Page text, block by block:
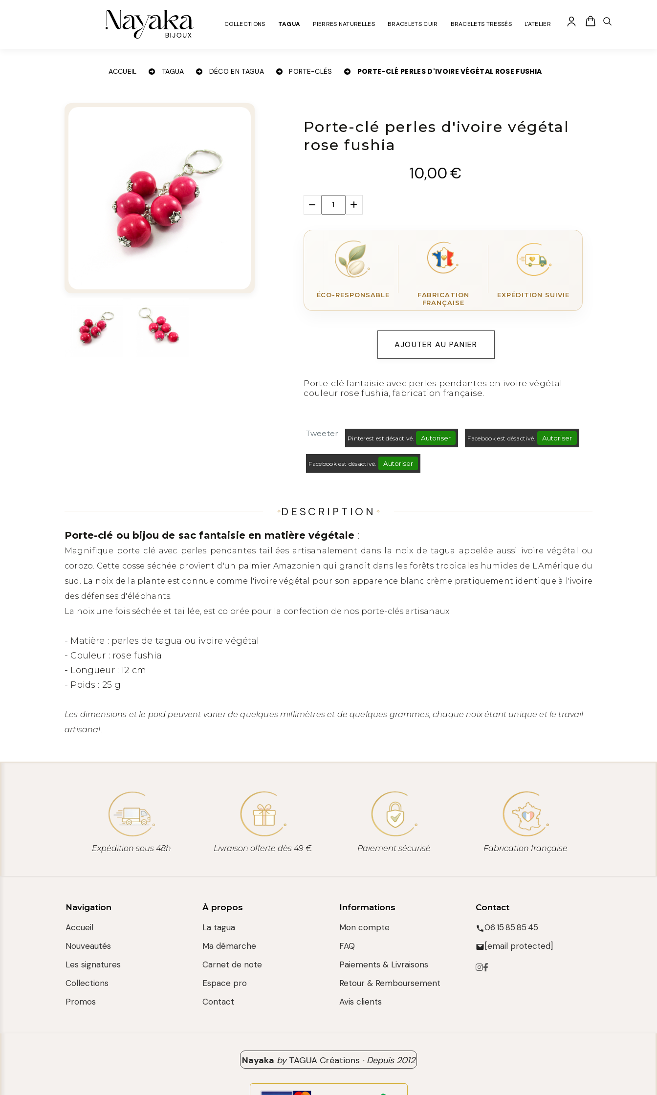
COLLECTIONS TAGUA PIERRES NATURELLES BRACELETS CUIR BRACELETS TRESSÉS L'ATELIER
ACCUEIL TAGUA DÉCO EN TAGUA PORTE-CLÉS PORTE-CLÉ PERLES D'IVOIRE VÉGÉTAL ROSE FUSHIA
Porte-clé perles d'ivoire végétal
rose fushia
10,00€
ÉCO-RESPONSABLE
FABRICATION
FRANÇAISE
EXPÉDITION SUIVIE
AJOUTER AU PANIER
Porte-clé fantaisie avec perles pendantes en ivoire végétal
couleur rose fushia, fabrication française.
Tweeter
Pinterest est désactivé. Autoriser Facebook est désactivé. Autoriser
Facebook est désactivé. Autoriser
DESCRIPTION
Porte-clé ou bijou de sac fantaisie en matière végétale :
Magnifique porte clé avec perles pendantes taillées artisanalement dans la noix de tagua appelée aussi ivoire végétal ou
corozo. Cette cosse séchée provient d'un palmier Amazonien qui grandit dans les forêts tropicales humides de L'Amérique du
sud. La noix de la plante est connue comme l'ivoire végétal pour son apparence blanc crème pratiquement identique à l'ivoire
des défenses d'éléphants.
La noix une fois séchée et taillée, est colorée pour la confection de nos porte-clés artisanaux.
- Matière : perles de tagua ou ivoire végétal
- Couleur : rose fushia
- Longueur : 12 cm
- Poids : 25 g
Les dimensions et le poid peuvent varier de quelques millimètres et de quelques grammes, chaque noix étant unique et le travail
artisanal.
Expédition sous 48h Livraison offerte dès 49 € Paiement sécurisé Fabrication française
Navigation
Accueil
Nouveautés
Les signatures
Collections
Promos
À propos
La tagua
Ma démarche
Carnet de note
Espace pro
Contact
Informations
Mon compte
FAQ
Paiements & Livraisons
Retour & Remboursement
Avis clients
Contact
06 15 85 85 45
[email protected]
Nayaka byTAGUA Créations · Depuis2012